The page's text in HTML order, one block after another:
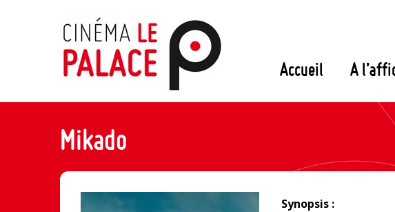
Accueil A
Mikado
Synopsis :